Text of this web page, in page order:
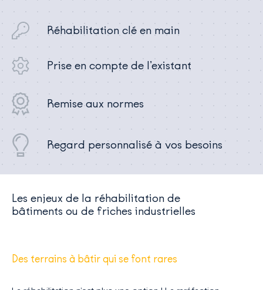
Réhabilitation clé en main
Prise en compte de l’existant
Remise aux normes
Regard personnalisé à vos besoins
Les enjeux de la réhabilitation de
bâtiments ou de friches industrielles
Des terrains à bâtir qui se font rares